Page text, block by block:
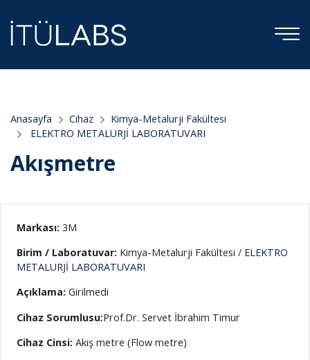
Anasayfa Cihaz
Kimya-Metalurji Fakültesi
ELEKTRO METALURJİ LABORATUVARI
Akışmetre
Markası: 3M
Birim / Laboratuvar: Kimya-Metalurji Fakültesi / ELEKTRO
METALURJİ LABORATUVARI
Açıklama: Girilmedi
Cihaz Sorumlusu:Prof.Dr. Servet İbrahim Timur
Cihaz Cinsi: Akış metre (Flow metre)